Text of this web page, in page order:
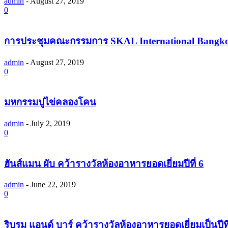
0
การประชุมคณะกรรมการ SKAL International
admin - August 27, 2019
0
มหกรรมปูไข่คลองโคน
admin - July 2, 2019
0
ฮันส์แมน ผับ คว้ารางวัลห้องอาหารยอดเยี่ยมปีที่ 6
admin - June 22, 2019
0
ริบรูม แอนด์ บาร์ คว้ารางวัลห้องอาหารยอดเยี่ยมเป็นปี